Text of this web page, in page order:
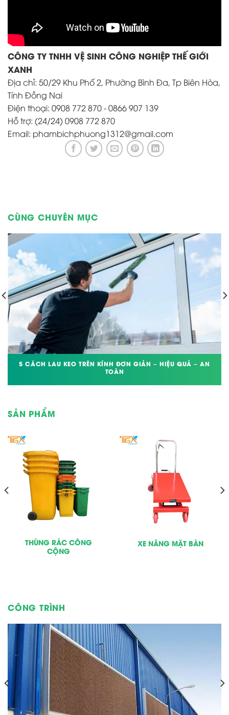
CÔNG TY TNHH VỆ SINH CÔNG NGHIỆP THẾ GIỚI
XANH
Địa chỉ: 50/29 Khu Phố 2, Phường Bình Đa, Tp Biên Hòa,
Tính Đồng Nai
Điện thoại: 0908 772 870 - 0866 907 139
Hỗ trợ: (24/24) 0908 772 870
Email: phambichphuong1312@gmail.com
CÙNG CHUYÊN MỤC
5 CÁCH LAU KEO TRÊN KÍNH ĐƠN GIẢN – HIỆU QUẢ – AN
TOÀN
SẢN PHẨM
THÙNG RÁC CÔNG
CỘNG
XE NÂNG MẶT BÀN
CÔNG TRÌNH